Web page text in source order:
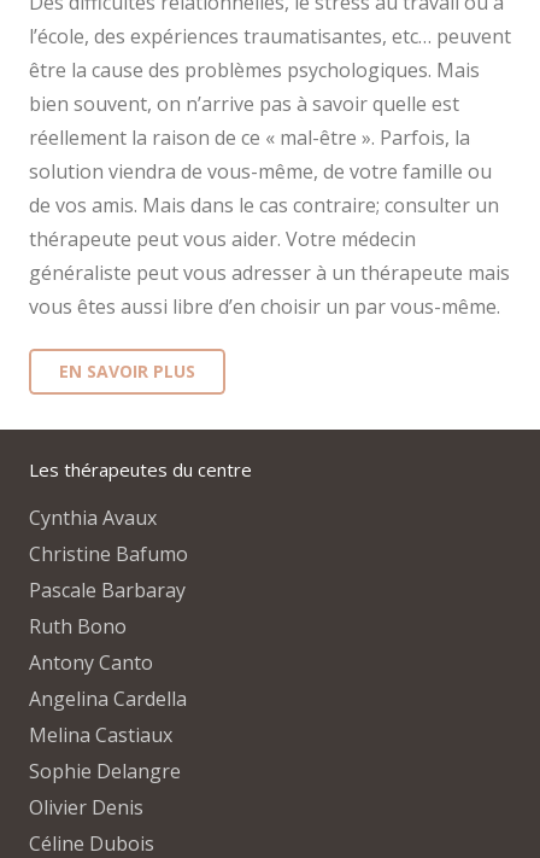
l’école, des expériences traumatisantes, etc… peuvent
être la cause des problèmes psychologiques. Mais
bien souvent, on n’arrive pas à savoir quelle est
réellement la raison de ce « mal-être ». Parfois, la
solution viendra de vous-même, de votre famille ou
de vos amis. Mais dans le cas contraire; consulter un
thérapeute peut vous aider. Votre médecin
généraliste peut vous adresser à un thérapeute mais
vous êtes aussi libre d’en choisir un par vous-même.
EN SAVOIR PLUS
Les thérapeutes du centre
Cynthia Avaux
Christine Bafumo
Pascale Barbaray
Ruth Bono
Antony Canto
Angelina Cardella
Melina Castiaux
Sophie Delangre
Olivier Denis
Céline Dubois